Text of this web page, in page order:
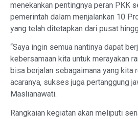
menekankan pentingnya peran PKK
pemerintah dalam menjalankan 10
yang telah ditetapkan dari pusat
“Saya ingin semua nantinya dapat
kebersamaan kita untuk merayakan
bisa berjalan sebagaimana yang kita
acaranya, sukses juga pertanggung
Maslianawati.
Rangkaian kegiatan akan meliputi